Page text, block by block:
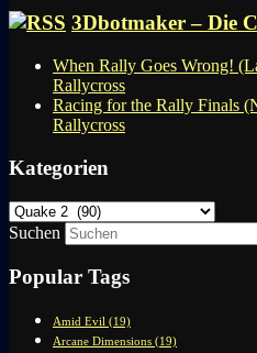
3Dbotmaker – Die
When Rally Goes Wrong!
Rallycross
Racing for the Rally Finals
Rallycross
Kategorien
Kategorien
Suchen
Popular Tags
Amid Evil (19)
Arcane Dimensions (19)